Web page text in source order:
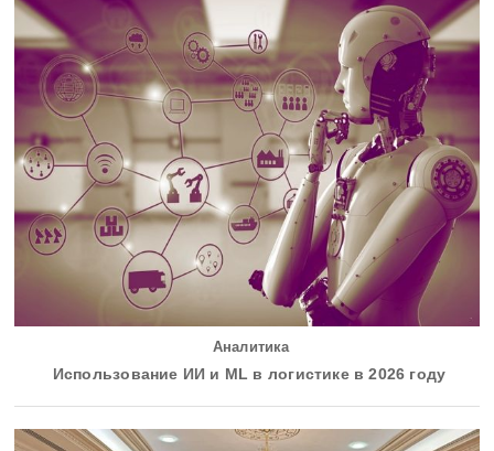
Аналитика
Использование ИИ и ML в логистике в 2026 году